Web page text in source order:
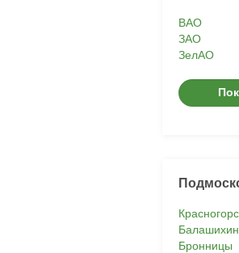
ВАО
ЗАО
ЗелАО
Бронницы